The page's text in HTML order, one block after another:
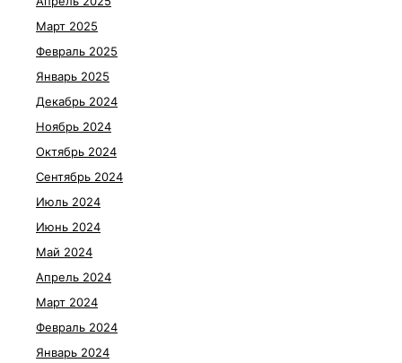
Март 2025
Февраль 2025
Январь 2025
Декабрь 2024
Ноябрь 2024
Октябрь 2024
Сентябрь 2024
Июль 2024
Июнь 2024
Май 2024
Апрель 2024
Март 2024
Февраль 2024
Январь 2024